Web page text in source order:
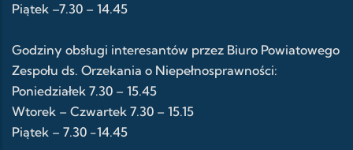
Piątek –7.30 – 14.45
Godziny obsługi interesantów przez Biuro Powiatowego
Zespołu ds. Orzekania o Niepełnosprawności:
Poniedziałek 7.30 – 15.45
Wtorek – Czwartek 7.30 – 15.15
Piątek – 7.30 -14.45